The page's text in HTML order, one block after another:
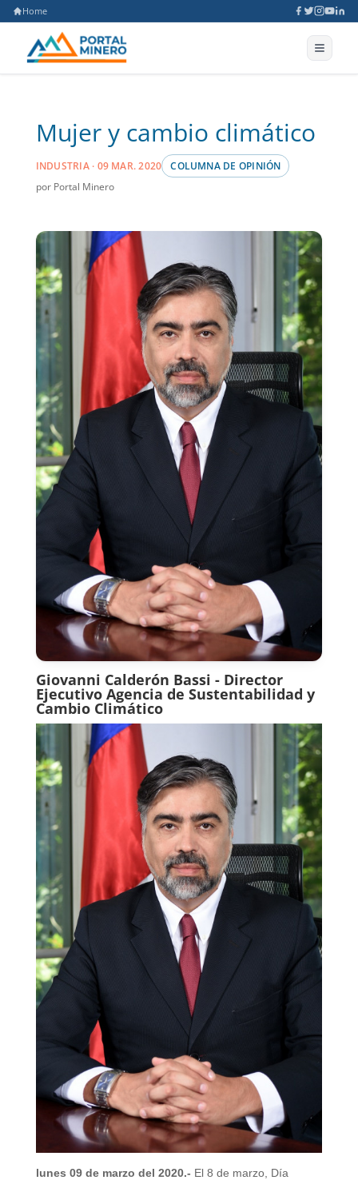
Home
Mujer y cambio climático
INDUSTRIA · 09 MAR. 2020 COLUMNA DE OPINIÓN
por Portal Minero
Giovanni Calderón Bassi - Director
Ejecutivo Agencia de Sustentabilidad y
Cambio Climático
lunes 09 de marzo del 2020.- El 8 de marzo, Día